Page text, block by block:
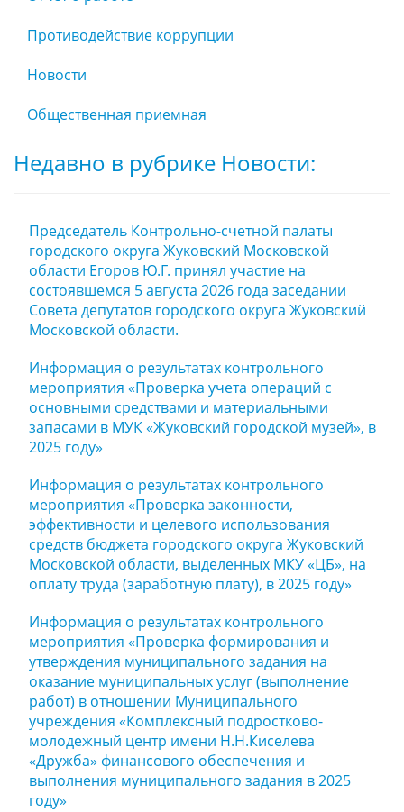
Противодействие коррупции
Новости
Общественная приемная
Недавно в рубрике Новости:
Председатель Контрольно-счетной палаты
городского округа Жуковский Московской
области Егоров Ю.Г. принял участие на
состоявшемся 5 августа 2026 года заседании
Совета депутатов городского округа Жуковский
Московской области.
Информация о результатах контрольного
мероприятия «Проверка учета операций с
основными средствами и материальными
запасами в МУК «Жуковский городской музей», в
2025 году»
Информация о результатах контрольного
мероприятия «Проверка законности,
эффективности и целевого использования
средств бюджета городского округа Жуковский
Московской области, выделенных МКУ «ЦБ», на
оплату труда (заработную плату), в 2025 году»
Информация о результатах контрольного
мероприятия «Проверка формирования и
утверждения муниципального задания на
оказание муниципальных услуг (выполнение
работ) в отношении Муниципального
учреждения «Комплексный подростково-
молодежный центр имени Н.Н.Киселева
«Дружба» финансового обеспечения и
выполнения муниципального задания в 2025
году»